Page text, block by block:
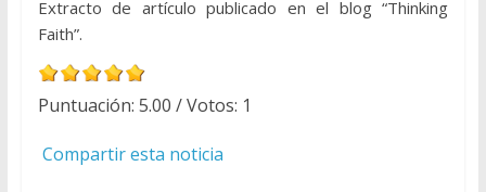
Extracto de artículo publicado en el blog “Thinking
Faith”.
Puntuación: 5.00 / Votos: 1
Compartir esta noticia